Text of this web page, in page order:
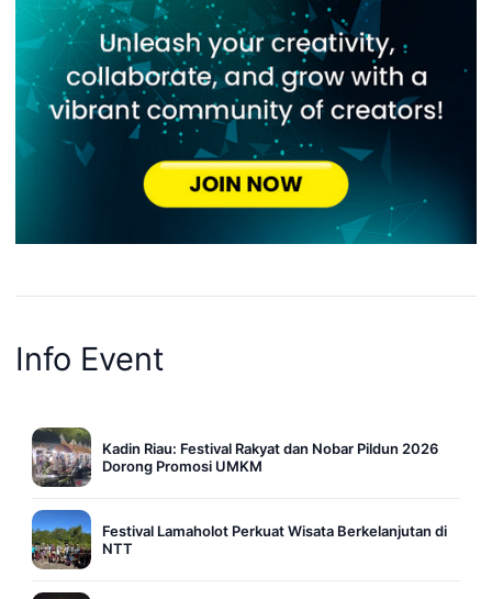
Info Event
Kadin Riau: Festival Rakyat dan Nobar Pildun 2026
Dorong Promosi UMKM
Festival Lamaholot Perkuat Wisata Berkelanjutan di
NTT